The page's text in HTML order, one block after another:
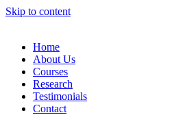
Skip to content
Home
About Us
Courses
Research
Testimonials
Contact